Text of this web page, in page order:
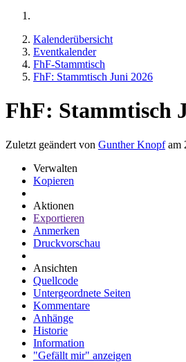
Kalenderübersicht
Eventkalender
FhF-Stammtisch
FhF: Stammtisch Juni 2026
FhF: Stammtisch
Zuletzt geändert von Gunther Knopfam
Verwalten
Kopieren
Aktionen
Exportieren
Anmerken
Druckvorschau
Ansichten
Quellcode
Untergeordnete Seiten
Kommentare
Anhänge
Historie
Information
"Gefällt mir" anzeigen